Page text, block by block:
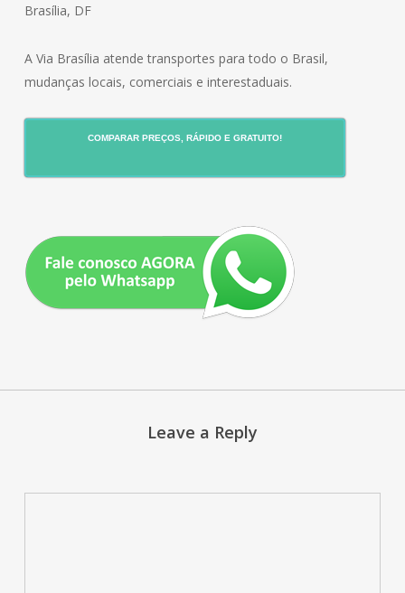
Brasília, DF
A Via Brasília atende transportes para todo o Brasil,
mudanças locais, comerciais e interestaduais.
COMPARAR PREÇOS, RÁPIDO E GRATUITO!
Leave a Reply